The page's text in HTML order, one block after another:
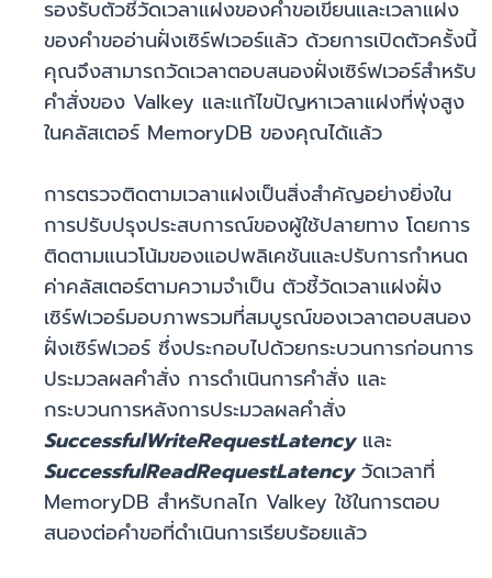
รองรับตัวชี้วัดเวลาแฝงของคําขอเขียนและเวลาแฝง
ของคําขออ่านฝั่งเซิร์ฟเวอร์แล้ว ด้วยการเปิดตัวครั้งนี้
คุณจึงสามารถวัดเวลาตอบสนองฝั่งเซิร์ฟเวอร์สำหรับ
คำสั่งของ Valkey และแก้ไขปัญหาเวลาแฝงที่พุ่งสูง
ในคลัสเตอร์ MemoryDB ของคุณได้แล้ว
การตรวจติดตามเวลาแฝงเป็นสิ่งสำคัญอย่างยิ่งใน
การปรับปรุงประสบการณ์ของผู้ใช้ปลายทาง โดยการ
ติดตามแนวโน้มของแอปพลิเคชันและปรับการกำหนด
ค่าคลัสเตอร์ตามความจำเป็น ตัวชี้วัดเวลาแฝงฝั่ง
เซิร์ฟเวอร์มอบภาพรวมที่สมบูรณ์ของเวลาตอบสนอง
ฝั่งเซิร์ฟเวอร์ ซึ่งประกอบไปด้วยกระบวนการก่อนการ
ประมวลผลคำสั่ง การดำเนินการคำสั่ง และ
กระบวนการหลังการประมวลผลคำสั่ง
SuccessfulWriteRequestLatencyและ
SuccessfulReadRequestLatencyวัดเวลาที่
MemoryDB สำหรับกลไก Valkey ใช้ในการตอบ
สนองต่อคำขอที่ดำเนินการเรียบร้อยแล้ว